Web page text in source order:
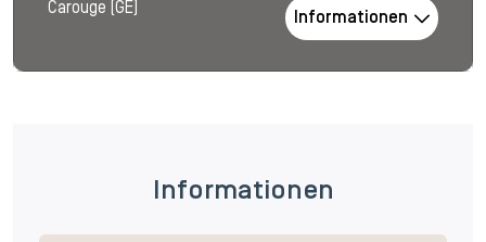
Carouge (GE)
Informationen
Informationen